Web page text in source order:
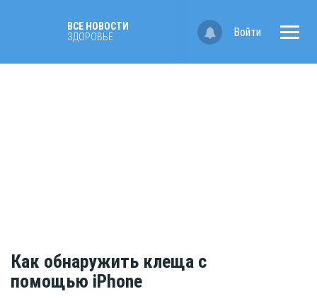
ВСЕ НОВОСТИ
ЗДОРОВЬЕ
Войти
Как обнаружить клеща с
помощью iPhonе